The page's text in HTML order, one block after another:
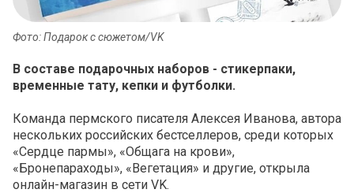
Фото: Подарок с сюжетом/VK
В составе подарочных наборов - стикерпаки,
временные тату, кепки и футболки.
Команда пермского писателя Алексея Иванова, автора
нескольких российских бестселлеров, среди которых
«Сердце пармы», «Общага на крови»,
«Бронепараходы», «Вегетация» и другие, открыла
онлайн-магазин в сети VK.